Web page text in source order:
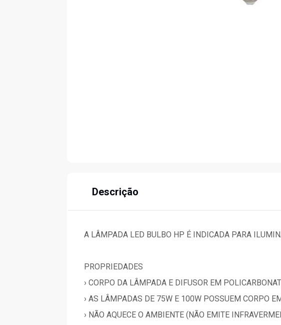
Descrição
A LÂMPADA LED BULBO HP É INDICADA PARA
PROPRIEDADES
› CORPO DA LÂMPADA E DIFUSOR EM
› AS LÂMPADAS DE 75W E 100W POSSUEM CORPO
› NÃO AQUECE O AMBIENTE (NÃO EMITE